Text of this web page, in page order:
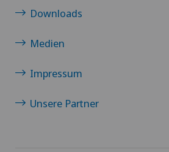
Downloads
Medien
Impressum
Unsere Partner